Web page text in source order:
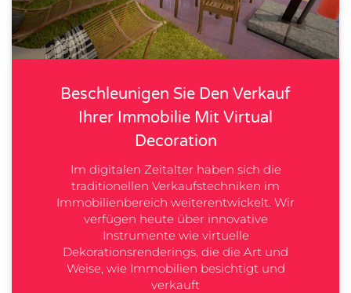
Beschleunigen Sie Den Verkauf
Ihrer Immobilie Mit Virtual
Decoration
Im digitalen Zeitalter haben sich die
traditionellen Verkaufstechniken im
Immobilienbereich weiterentwickelt. Wir
verfügen heute über innovative
Instrumente wie virtuelle
Dekorationsrenderings, die die Art und
Weise, wie Immobilien besichtigt und
verkauft